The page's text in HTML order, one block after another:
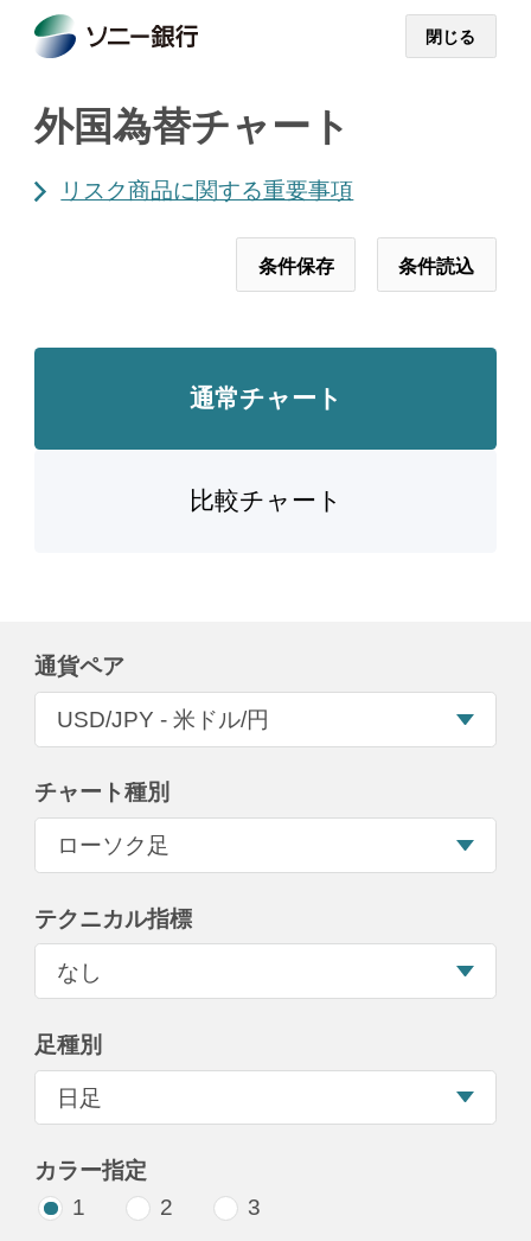
閉じる
外国為替チャート
リスク商品に関する重要事項
条件保存 条件読込
通常チャート
比較チャート
通貨ペア
チャート種別
テクニカル指標
足種別
カラー指定
1
2 3